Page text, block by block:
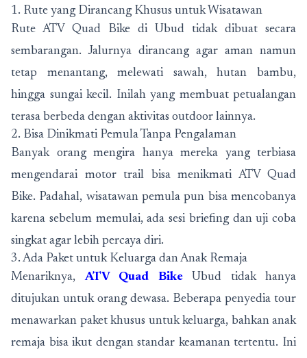
1. Rute yang Dirancang Khusus untuk Wisatawan
Rute ATV Quad Bike di Ubud tidak dibuat secara
sembarangan. Jalurnya dirancang agar aman namun
tetap menantang, melewati sawah, hutan bambu,
hingga sungai kecil. Inilah yang membuat petualangan
terasa berbeda dengan aktivitas outdoor lainnya.
2. Bisa Dinikmati Pemula Tanpa Pengalaman
Banyak orang mengira hanya mereka yang terbiasa
mengendarai motor trail bisa menikmati ATV Quad
Bike. Padahal, wisatawan pemula pun bisa mencobanya
karena sebelum memulai, ada sesi briefing dan uji coba
singkat agar lebih percaya diri.
3. Ada Paket untuk Keluarga dan Anak Remaja
Menariknya,ATV Quad BikeUbud tidak hanya
ditujukan untuk orang dewasa. Beberapa penyedia tour
menawarkan paket khusus untuk keluarga, bahkan anak
remaja bisa ikut dengan standar keamanan tertentu. Ini